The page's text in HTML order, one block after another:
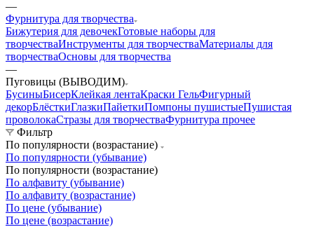
—
Фурнитура для творчества
Бижутерия для девочекГотовые наборы для
творчестваИнструменты для творчестваМатериалы для
творчестваОсновы для творчества
—
Пуговицы (ВЫВОДИМ)
БусиныБисерКлейкая лентаКраски ГельФигурный
декорБлёсткиГлазкиПайеткиПомпоны пушистыеПушистая
проволокаСтразы для творчестваФурнитура прочее
Фильтр
По популярности (возрастание)
По популярности (убывание)
По популярности (возрастание)
По алфавиту (убывание)
По алфавиту (возрастание)
По цене (убывание)
По цене (возрастание)